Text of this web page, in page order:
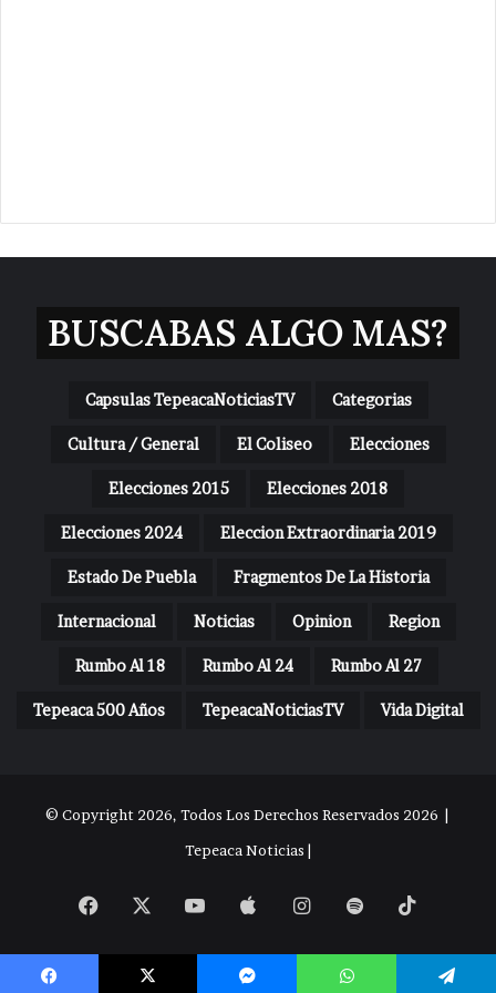
BUSCABAS ALGO MAS?
Capsulas TepeacaNoticiasTV Categorias
Cultura / General El Coliseo Elecciones
Elecciones 2015 Elecciones 2018
Elecciones 2024 Eleccion Extraordinaria 2019
Estado De Puebla Fragmentos De La Historia
Internacional Noticias Opinion Region
Rumbo Al 18 Rumbo Al 24 Rumbo Al 27
Tepeaca 500 Años TepeacaNoticiasTV Vida Digital
© Copyright 2026, Todos Los Derechos Reservados 2026 |
Tepeaca Noticias |
Facebook YouTubeAppleInstagram
Spotify